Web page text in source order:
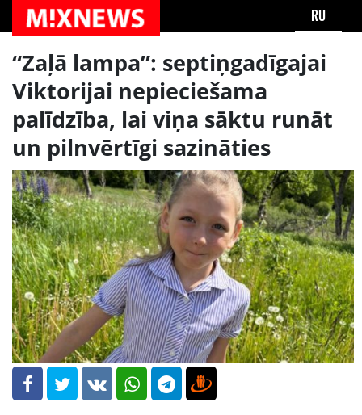
RU
“Zaļā lampa”: septiņgadīgajai
Viktorijai nepieciešama
palīdzība, lai viņa sāktu runāt
un pilnvērtīgi sazināties